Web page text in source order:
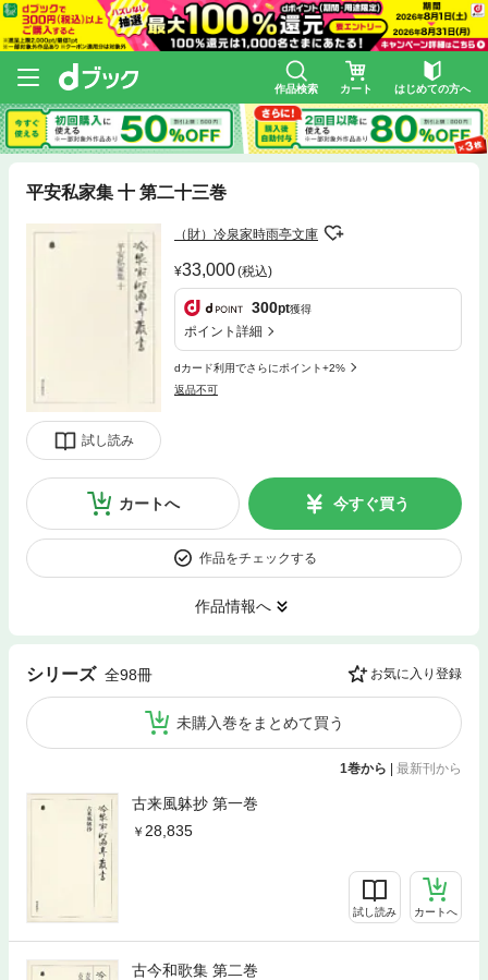
作品検索 カート はじめての方へ
平安私家集 十 第二十三巻
試し読み
（財）冷泉家時雨亭文庫
33,000(税込)
300pt獲得
ポイント詳細
dカード利用でさらにポイント+2%
返品不可
カートへ 今すぐ買う
作品をチェックする
作品情報へ
シリーズ 全98冊 お気に入り登録
未購入巻をまとめて買う
1巻から 最新刊から
古来風躰抄 第一巻
28,835
試し読み カートへ
古今和歌集 第二巻